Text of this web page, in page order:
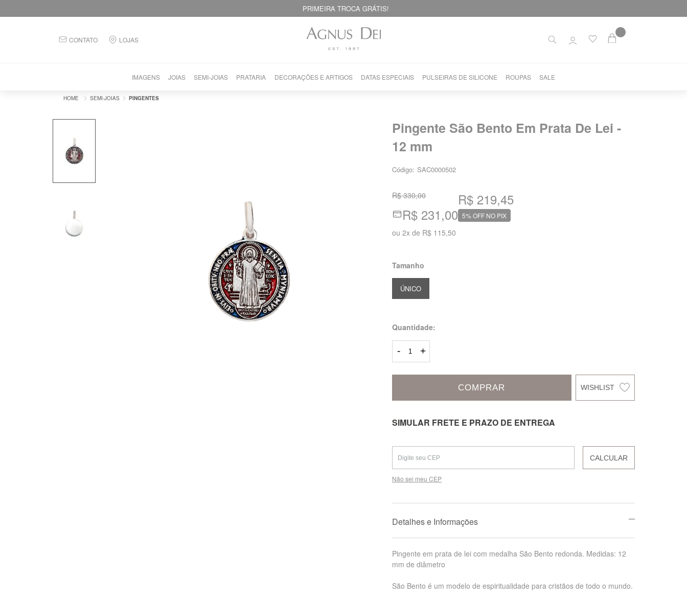
PRIMEIRA TROCA GRÁTIS!
CONTATO LOJAS
IMAGENS JOIAS SEMI-JOIAS PRATARIA DECORAÇÕES E ARTIGOS DATAS ESPECIAIS PULSEIRAS DE SILICONE ROUPAS SALE
SEMI-JOIAS PINGENTES
Pingente São Bento Em Prata De Lei -
12 mm
Código: SAC0000502
R$ 330,00
R$ 231,00
ou 2xde R$ 115,50
R$ 219,45
5% OFF NO PIX
Tamanho
ÚNICO
Quantidade:
- +
COMPRAR
SIMULAR FRETE E PRAZO DE ENTREGA
CALCULAR
Não sei meu CEP
Detalhes e Informações
Pingente em prata de lei com medalha São Bento redonda. Medidas: 12
mm de diâmetro
São Bento é um modelo de espiritualidade para cristãos de todo o mundo.